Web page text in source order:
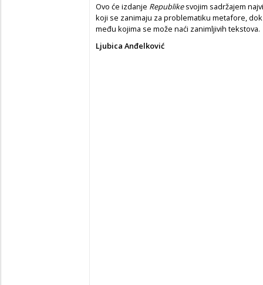
Ovo će izdanje Republikesvojim sadržajem
koji se zanimaju za problematiku metafore,
među kojima se može naći zanimljivih tekstova.
Ljubica Anđelković